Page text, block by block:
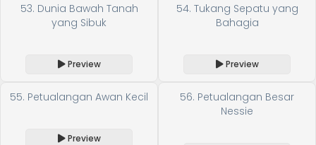
53. Dunia Bawah Tanah
yang Sibuk
Preview
54. Tukang Sepatu yang
Bahagia
Preview
55. Petualangan Awan Kecil
Preview
56. Petualangan Besar
Nessie